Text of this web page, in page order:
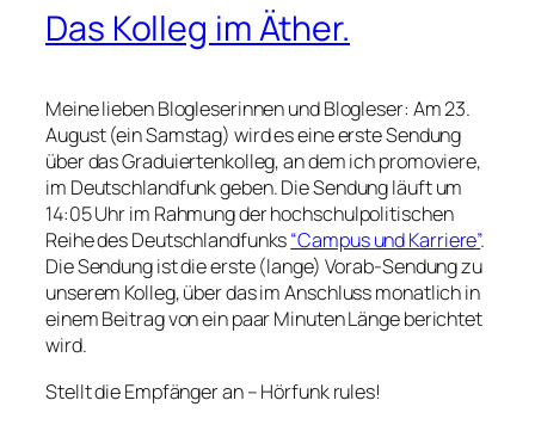
Das Kolleg im Äther.
Meine lieben Blogleserinnen und Blogleser: Am 23.
August (ein Samstag) wird es eine erste Sendung
über das Graduiertenkolleg, an dem ich promoviere,
im Deutschlandfunk geben. Die Sendung läuft um
14:05 Uhr im Rahmung der hochschulpolitischen
Reihe des Deutschlandfunks“Campus und Karriere”.
Die Sendung ist die erste (lange) Vorab-Sendung zu
unserem Kolleg, über das im Anschluss monatlich in
einem Beitrag von ein paar Minuten Länge berichtet
wird.
Stellt die Empfänger an – Hörfunk rules!